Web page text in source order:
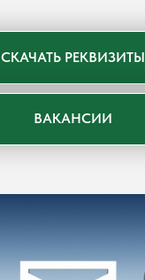
СКАЧАТЬ РЕКВИЗИТЫ
ВАКАНСИИ